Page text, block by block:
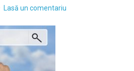
Lasă un comentariu